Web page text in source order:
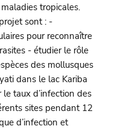
tropicales.
sont : -
pour reconnaître
- étudier le rôle
des mollusques
dans le lac Kariba
taux d’infection des
sites pendant 12
d’infection et